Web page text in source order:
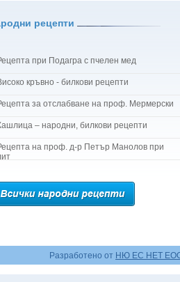
рецепти
при Подагра с пчелен мед
кръвно - билкови рецепти
за отслабване на проф. Мермерски
– народни, билкови рецепти
на проф. д-р Петър Манолов при
Разработено от НЮ ЕС НЕТ